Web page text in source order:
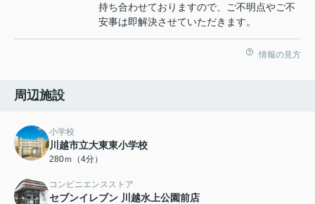
持ち合わせておりますので、ご不明点やご不
安事は即解決させていただきます。
情報の見方
周辺施設
小学校
川越市立大東東小学校
280ｍ（4分）
コンビニエンスストア
セブンイレブン 川越水上公園前店